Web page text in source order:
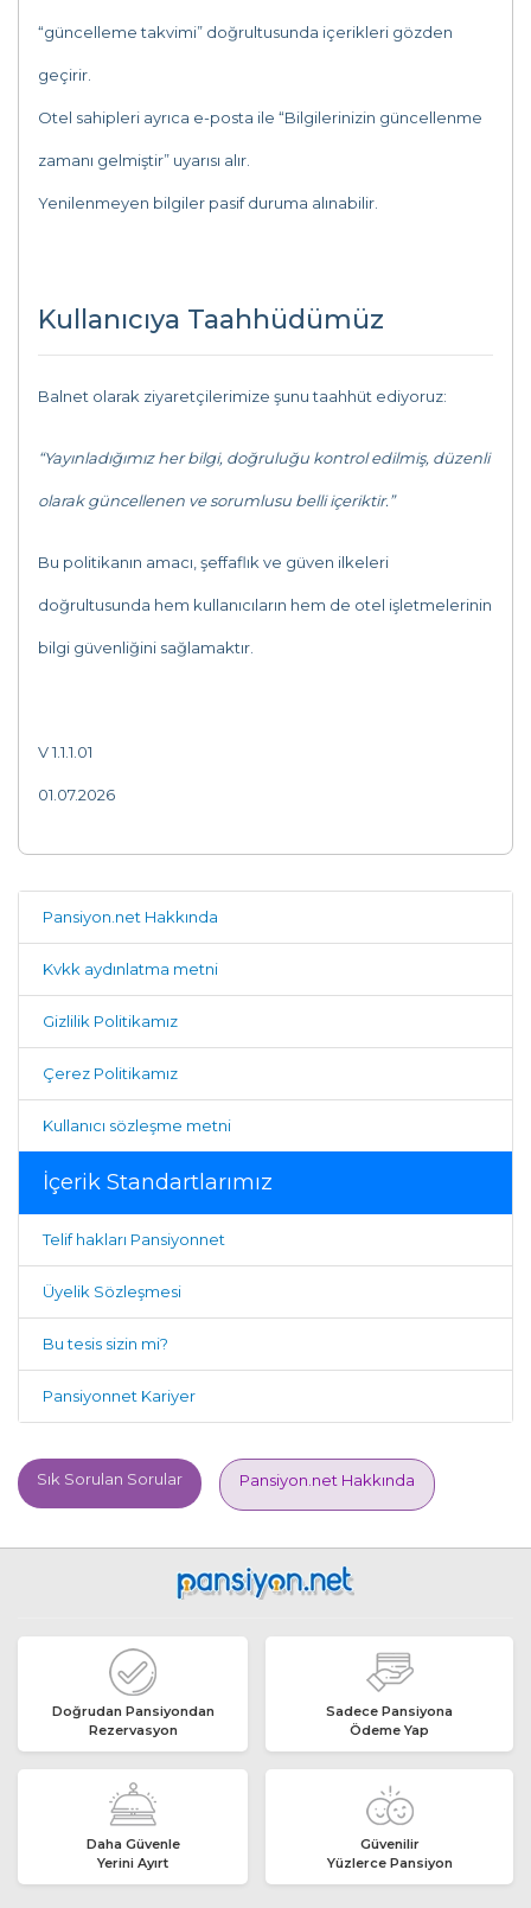
“güncelleme takvimi” doğrultusunda içerikleri gözden
geçirir.
Otel sahipleri ayrıca e-posta ile “Bilgilerinizin güncellenme
zamanı gelmiştir” uyarısı alır.
Yenilenmeyen bilgiler pasif duruma alınabilir.
Kullanıcıya Taahhüdümüz
Balnet olarak ziyaretçilerimize şunu taahhüt ediyoruz:
“Yayınladığımız her bilgi, doğruluğu kontrol edilmiş, düzenli
olarak güncellenen ve sorumlusu belli içeriktir.”
Bu politikanın amacı, şeffaflık ve güven ilkeleri
doğrultusunda hem kullanıcıların hem de otel işletmelerinin
bilgi güvenliğini sağlamaktır.
V 1.1.1.01
01.07.2026
Pansiyon.net Hakkında
Kvkk aydınlatma metni
Gizlilik Politikamız
Çerez Politikamız
Kullanıcı sözleşme metni
İçerik Standartlarımız
Telif hakları Pansiyonnet
Üyelik Sözleşmesi
Bu tesis sizin mi?
Pansiyonnet Kariyer
Sık Sorulan Sorular Pansiyon.net Hakkında
Doğrudan Pansiyondan
Rezervasyon
Sadece Pansiyona
Ödeme Yap
Daha Güvenle
Yerini Ayırt
Güvenilir
Yüzlerce Pansiyon